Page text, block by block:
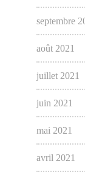
septembre
août 2021
juillet 2021
juin 2021
mai 2021
avril 2021